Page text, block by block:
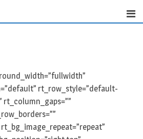
rt_row_style=”default-
rt_column_gaps=””